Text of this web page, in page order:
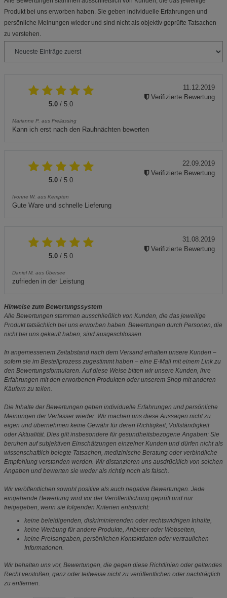
Produkt bei uns erworben haben. Sie geben individuelle Erfahrungen und
persönliche Meinungen wieder und sind nicht als objektiv geprüfte Tatsachen
zu verstehen.
5.0 / 5.0
Marianne P. aus Freilassing
Kann ich erst nach den Rauhnächten bewerten
11.12.2019
Verifizierte Bewertung
5.0 / 5.0
Ivonne W. aus Kempten
Gute Ware und schnelle Lieferung
22.09.2019
Verifizierte Bewertung
5.0 / 5.0
Daniel M. aus Übersee
zufrieden in der Leistung
31.08.2019
Verifizierte Bewertung
Hinweise zum Bewertungssystem
Alle Bewertungen stammen ausschließlich von Kunden, die das jeweilige
Produkt tatsächlich bei uns erworben haben. Bewertungen durch Personen, die
nicht bei uns gekauft haben, sind ausgeschlossen.
In angemessenem Zeitabstand nach dem Versand erhalten unsere Kunden –
sofern sie im Bestellprozess zugestimmt haben – eine E-Mail mit einem Link zu
den Bewertungsformularen. Auf diese Weise bitten wir unsere Kunden, ihre
Erfahrungen mit den erworbenen Produkten oder unserem Shop mit anderen
Käufern zu teilen.
Die Inhalte der Bewertungen geben individuelle Erfahrungen und persönliche
Meinungen der Verfasser wieder. Wir machen uns diese Aussagen nicht zu
eigen und übernehmen keine Gewähr für deren Richtigkeit, Vollständigkeit
oder Aktualität. Dies gilt insbesondere für gesundheitsbezogene Angaben: Sie
beruhen auf subjektiven Einschätzungen einzelner Kunden und dürfen nicht als
wissenschaftlich belegte Tatsachen, medizinische Beratung oder verbindliche
Empfehlung verstanden werden. Wir distanzieren uns ausdrücklich von solchen
Angaben und bewerten sie weder als richtig noch als falsch.
Wir veröffentlichen sowohl positive als auch negative Bewertungen. Jede
eingehende Bewertung wird vor der Veröffentlichung geprüft und nur
freigegeben, wenn sie folgenden Kriterien entspricht:
keine beleidigenden, diskriminierenden oder rechtswidrigen Inhalte,
keine Werbung für andere Produkte, Anbieter oder Webseiten,
keine Preisangaben, persönlichen Kontaktdaten oder vertraulichen
Informationen.
Wir behalten uns vor, Bewertungen, die gegen diese Richtlinien oder geltendes
Recht verstoßen, ganz oder teilweise nicht zu veröffentlichen oder nachträglich
zu entfernen.